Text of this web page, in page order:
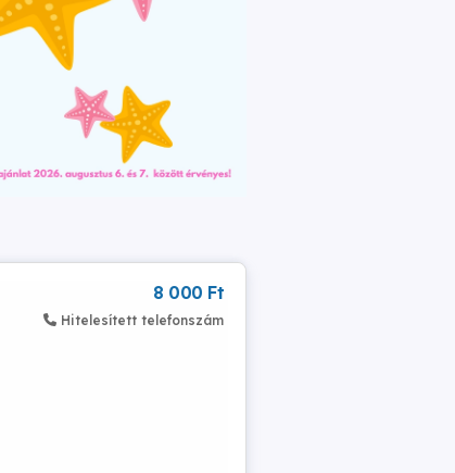
8 000 Ft
Hitelesített telefonszám